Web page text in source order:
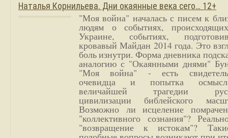
Наталья Корнильева. Дни окаянные века сего… 12+
"Моя война" началась с писем к
людям о событиях,
Украине, событиях,
кровавый Майдан 2014 года. Это
боль изнутри. Форма дневника
аналогию с "Окаянными днями"
"Моя война" - есть
очевидца и попытка
величайшей трагедии
цивилизации библейского
Возможно ли исцеление
"коллективного сознания"?
"возвращение к истокам"?